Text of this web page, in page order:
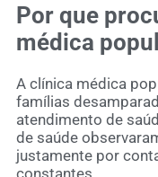
Por que
médica
A clínica médica
famílias
atendimento de
de saúde
justamente por
constantes.